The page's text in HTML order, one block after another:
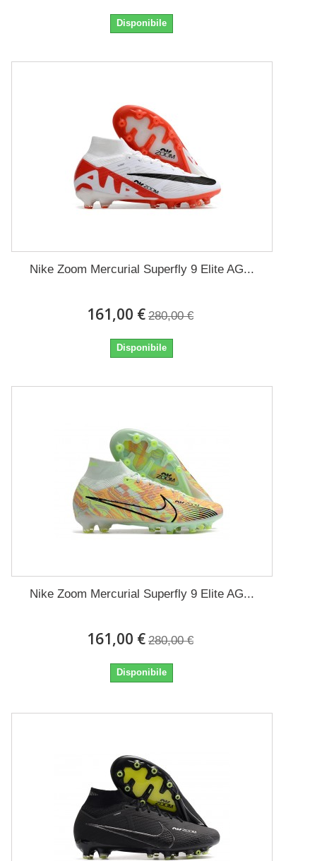
Disponibile
Nike Zoom Mercurial Superfly 9 Elite AG...
161,00 € 280,00 €
Disponibile
Nike Zoom Mercurial Superfly 9 Elite AG...
161,00 € 280,00 €
Disponibile